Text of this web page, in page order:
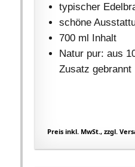
typischer
schöne
700 ml Inhalt
Natur pur: aus
Zusatz gebrannt
Preis inkl. MwSt., zzgl.